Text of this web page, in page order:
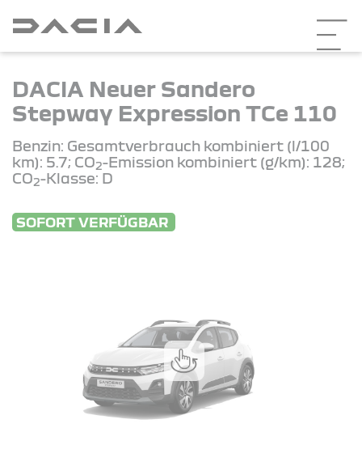
DACIA Neuer Sandero
Stepway Expression TCe 110
Benzin: Gesamtverbrauch kombiniert (l/100
km): 5.7; CO2-Emission kombiniert (g/km): 128;
CO2-Klasse: D
SOFORT VERFÜGBAR